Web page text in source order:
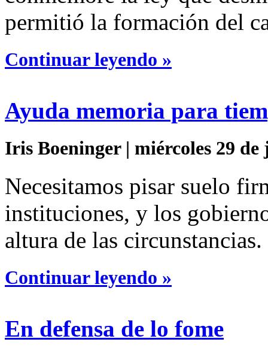
permitió la formación del
Continuar leyendo »
Ayuda memoria para
Iris Boeninger | miércoles 29 de
Necesitamos pisar suelo
instituciones, y los
altura de las circunstancias.
Continuar leyendo »
En defensa de lo fome